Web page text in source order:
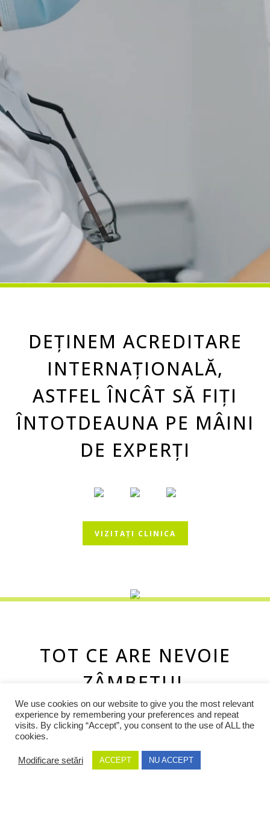
DEȚINEM ACREDITARE
INTERNAȚIONALĂ,
ASTFEL ÎNCÂT SĂ FIȚI
ÎNTOTDEAUNA PE MÂINI
DE EXPERȚI
VIZITAȚI CLINICA
TOT CE ARE NEVOIE
ZÂMBETUL
DUMNEAVOASTRĂ
Echipa noastră de experți oferă tratamente
stomatologice estetice și de reabilitare la cel mai înalt
We use cookies on our website to give you the most relevant
experience by remembering your preferences and repeat
visits. By clicking “Accept”, you consent to the use of ALL the
cookies.
Modificare setări ACCEPT NU ACCEPT